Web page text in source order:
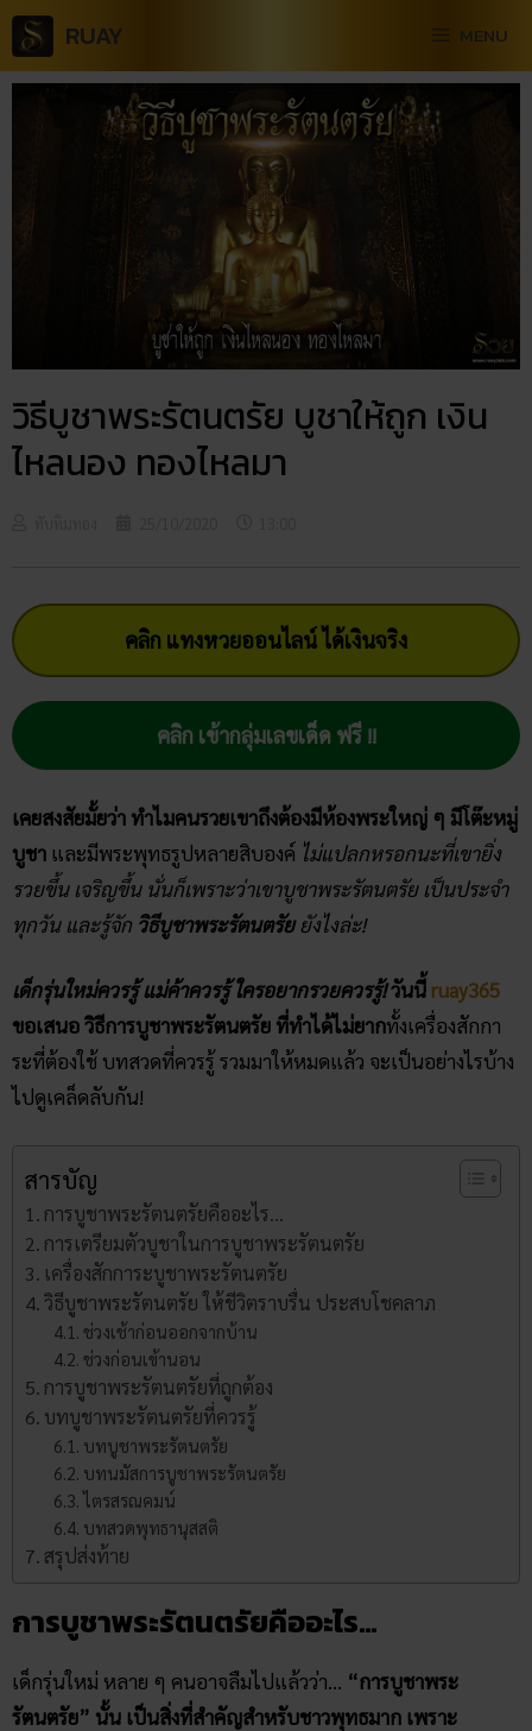
RUAY MENU
วิธีบูชาพระรัตนตรัย บูชาให้ถูก เงิน
ไหลนอง ทองไหลมา
คลิก แทงหวยออนไลน์ ได้เงินจริง
คลิก เข้ากลุ่มเลขเด็ด ฟรี !!
เคยสงสัยมั้ยว่า ทำไมคนรวยเขาถึงต้องมีห้องพระใหญ่ ๆ มีโต๊ะหมู่
บูชา และมีพระพุทธรูปหลายสิบองค์ ไม่แปลกหรอกนะที่เขายิ่ง
รวยขึ้น เจริญขึ้น นั่นก็เพราะว่าเขาบูชาพระรัตนตรัย เป็นประจำ
ทุกวัน และรู้จัก วิธีบูชาพระรัตนตรัยยังไงล่ะ!
เด็กรุ่นใหม่ควรรู้ แม่ค้าควรรู้ ใครอยากรวยควรรู้!วันนี้ ruay365
ขอเสนอ วิธีการบูชาพระรัตนตรัย ที่ทำได้ไม่ยากทั้งเครื่องสักกา
ระที่ต้องใช้ บทสวดที่ควรรู้ รวมมาให้หมดแล้ว จะเป็นอย่างไรบ้าง
ไปดูเคล็ดลับกัน!
สารบัญ
การบูชาพระรัตนตรัยคืออะไร…
การเตรียมตัวบูชาในการบูชาพระรัตนตรัย
เครื่องสักการะบูชาพระรัตนตรัย
วิธีบูชาพระรัตนตรัย ให้ชีวิตราบรื่น ประสบโชคลาภ
ช่วงเช้าก่อนออกจากบ้าน
ช่วงก่อนเข้านอน
การบูชาพระรัตนตรัยที่ถูกต้อง
บทบูชาพระรัตนตรัยที่ควรรู้
บทบูชาพระรัตนตรัย
บทนมัสการบูชาพระรัตนตรัย
ไตรสรณคมน์
บทสวดพุทธานุสสติ
สรุปส่งท้าย
การบูชาพระรัตนตรัยคืออะไร…
เด็กรุ่นใหม่ หลาย ๆ คนอาจลืมไปแล้วว่า… “การบูชาพระ
รัตนตรัย” นั้น เป็นสิ่งที่สำคัญสำหรับชาวพุทธมาก เพราะ